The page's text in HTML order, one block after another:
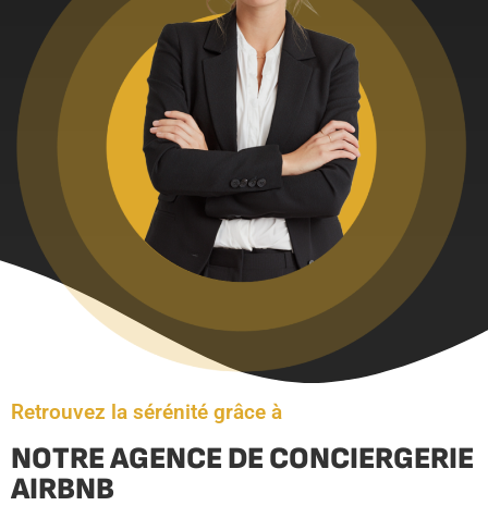
Retrouvez la sérénité grâce à
NOTRE AGENCE DE CONCIERGERIE
AIRBNB